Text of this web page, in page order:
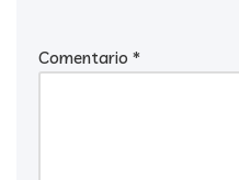
Comentario *